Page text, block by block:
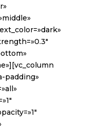
padding»